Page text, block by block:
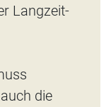
Langzeit-
die